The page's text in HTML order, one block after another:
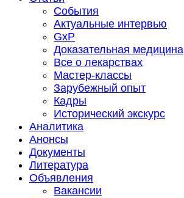
События
Актуальные интервью
GxP
Доказательная медицина
Все о лекарствах
Мастер-классы
Зарубежный опыт
Кадры
Исторический экскурс
Аналитика
Анонсы
Документы
Литература
Объявления
Вакансии